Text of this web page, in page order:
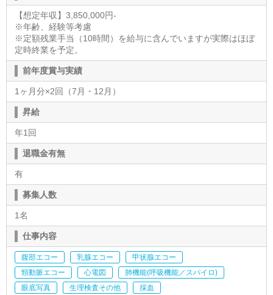
【想定年収】3,850,000円-
※年齢、経験等考慮
※定額残業手当（10時間）を給与に含んでいますが実際はほぼ
定時終業を予定。
前年度賞与実績
1ヶ月分×2回（7月・12月）
昇給
年1回
退職金有無
有
募集人数
1名
仕事内容
腹部エコー 乳腺エコー
甲状腺エコー
頸動脈エコー
心電図
肺機能(呼吸機能／スパイロ)
眼底写真
生理検査その他 採血